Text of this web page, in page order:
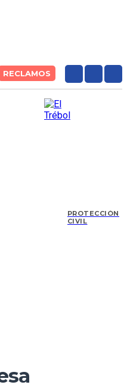
RECLAMOS
PROTECCIÓN
CIVIL